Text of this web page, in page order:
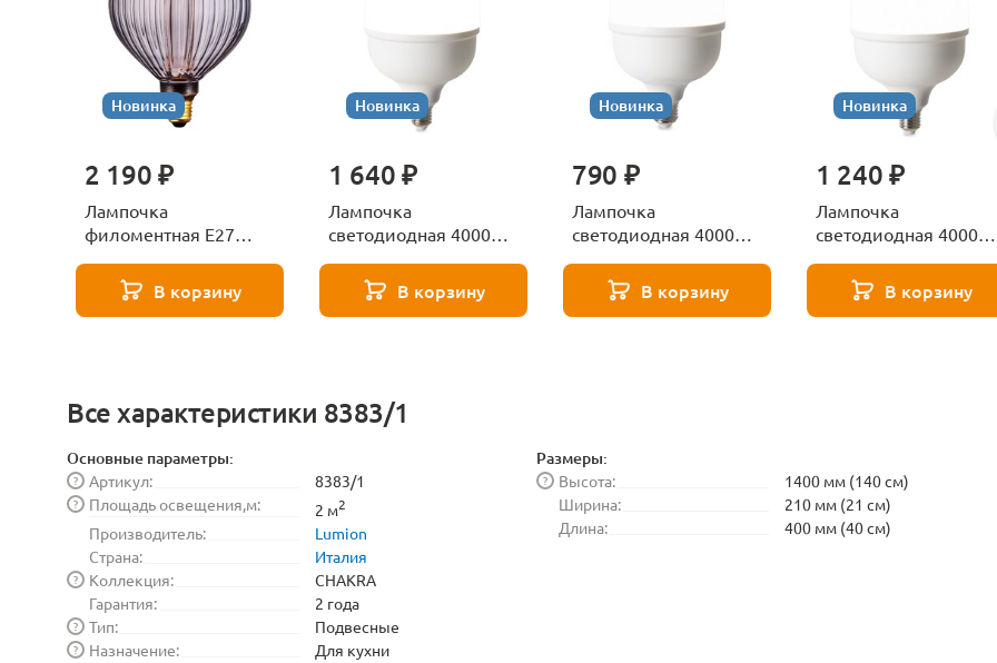
Новинка
2 190 ₽
Лампочка
филоментная Е27
8529
В корзину
Новинка
1 640 ₽
Лампочка
светодиодная 4000К
271 8589В корзину
Новинка
790 ₽
Лампочка
светодиодная 4000К
271 8587В корзину
Новинка
1 240 ₽
Лампочка
светодиодная 4000К
271 8588В корзину
Все характеристики 8383/1
Основные параметры:
Артикул:
?
8383/1
Площадь освещения,м:
? 2 м2
Производитель:
Lumion
Страна:
Италия
Коллекция:
?
CHAKRA
Гарантия:
2 года
Тип:
?
Подвесные
Назначение:
? Для кухни
Размеры:
Высота:
?
1400 мм (140 см)
Ширина:
210 мм (21 см)
Длина:
400 мм (40 см)